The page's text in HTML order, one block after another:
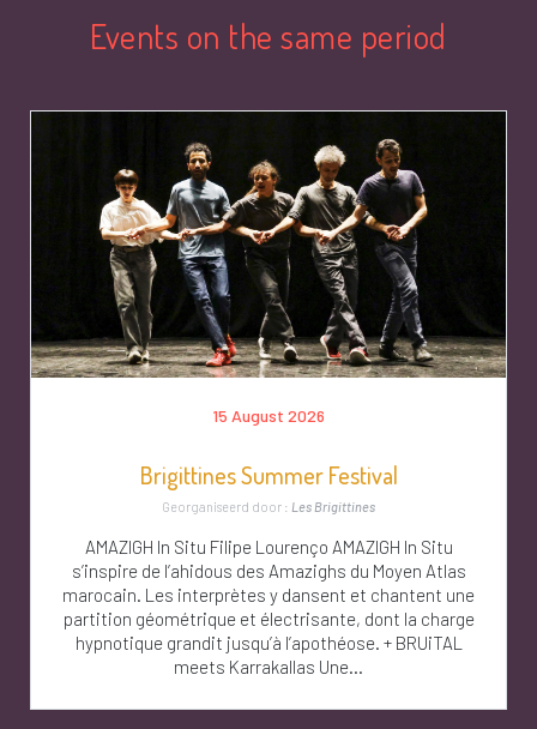
Events on the same period
15 August 2026
Brigittines Summer Festival
Georganiseerd door : Les Brigittines
AMAZIGH In Situ Filipe Lourenço AMAZIGH In Situ
s’inspire de l’ahidous des Amazighs du Moyen Atlas
marocain. Les interprètes y dansent et chantent une
partition géométrique et électrisante, dont la charge
hypnotique grandit jusqu’à l’apothéose. + BRUiTAL
meets Karrakallas Une...